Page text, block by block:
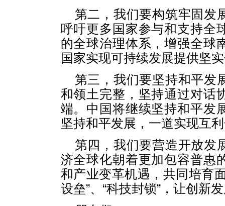
第二，我们要构筑牢固发
呼吁更多国家参与和支持全
的全球治理体系，增强全球
国家实现可持续发展提供坚
第三，我们要坚持和平发
和领土完整，坚持通过对话
端。中国将继续坚持和平发
坚持和平发展，一道实现互
第四，我们要营造开放发
济全球化朝着更加包容普惠
和产业变革机遇，共同培育
设垒”、“科技封锁”，让创新